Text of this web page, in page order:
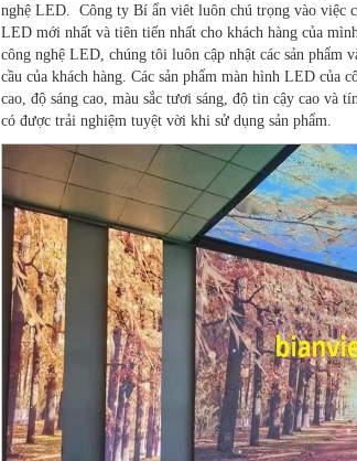
nghệ LED. Công ty Bí ẩn viêt luôn chú trọng vào việc
LED mới nhất và tiên tiến nhất cho khách hàng của
công nghệ LED, chúng tôi luôn cập nhật các sản phẩm
cầu của khách hàng. Các sản phẩm màn hình LED của
cao, độ sáng cao, màu sắc tươi sáng, độ tin cậy cao và
có được trải nghiệm tuyệt vời khi sử dụng sản phẩm.